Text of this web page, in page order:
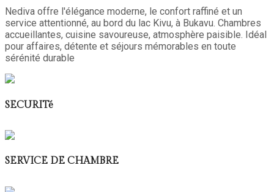
Nediva offre l'élégance moderne, le confort raffiné et un
service attentionné, au bord du lac Kivu, à Bukavu. Chambres
accueillantes, cuisine savoureuse, atmosphère paisible. Idéal
pour affaires, détente et séjours mémorables en toute
sérénité durable
SECURITé
SERVICE DE CHAMBRE